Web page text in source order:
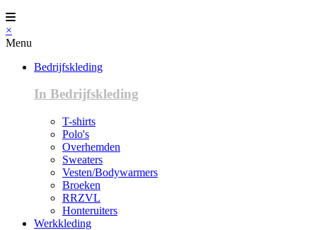
×
Menu
Bedrijfskleding
In Bedrijfskleding
T-shirts
Polo's
Overhemden
Sweaters
Vesten/Bodywarmers
Broeken
RRZVL
Honteruiters
Werkkleding